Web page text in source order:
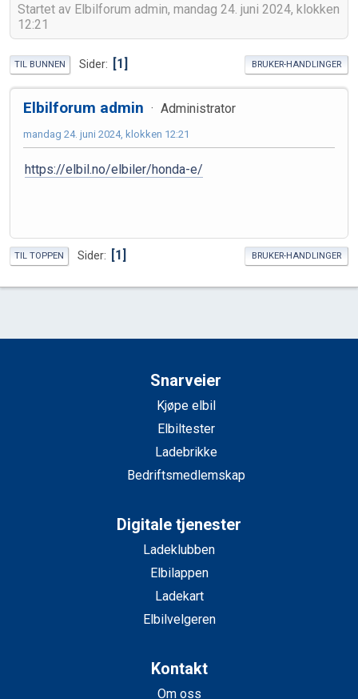
Startet av Elbilforum admin, mandag 24. juni 2024, klokken
12:21
TIL BUNNEN Sider 1 BRUKER-HANDLINGER
Elbilforum admin Administrator
mandag 24. juni 2024, klokken 12:21
https://elbil.no/elbiler/honda-e/
TIL TOPPEN Sider 1 BRUKER-HANDLINGER
Snarveier
Kjøpe elbil
Elbiltester
Ladebrikke
Bedriftsmedlemskap
Digitale tjenester
Ladeklubben
Elbilappen
Ladekart
Elbilvelgeren
Kontakt
Om oss